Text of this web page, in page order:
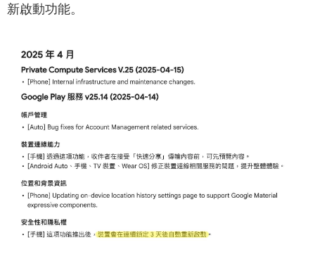
新啟動功能。